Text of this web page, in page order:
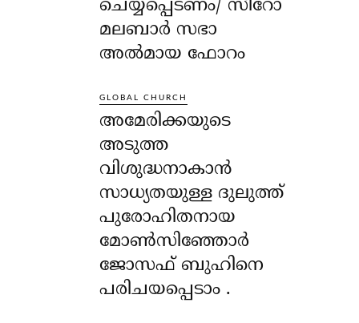
ചെയ്യപ്പെടണം/ സീറോ
മലബാർ സഭാ
അൽമായ ഫോറം
GLOBAL CHURCH
അമേരിക്കയുടെ
അടുത്ത
വിശുദ്ധനാകാൻ
സാധ്യതയുള്ള ദുലുത്ത്
പുരോഹിതനായ
മോൺസിഞ്ഞോർ
ജോസഫ് ബുഹിനെ
പരിചയപ്പെടാം .